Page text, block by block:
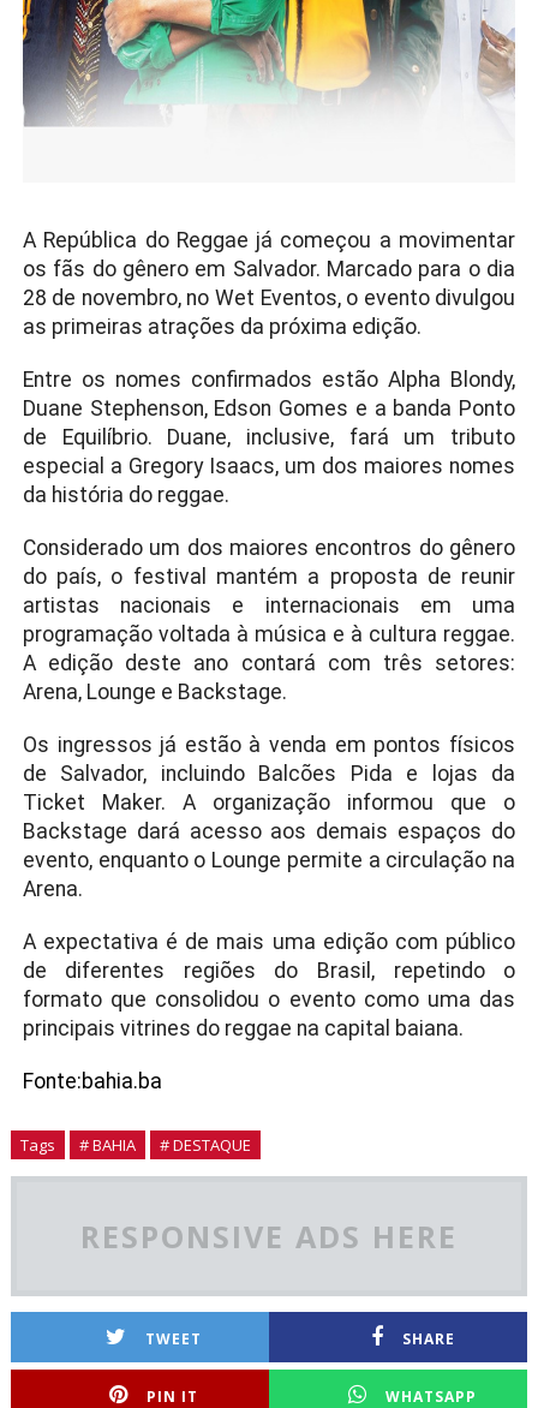
A República do Reggae já começou a movimentar
os fãs do gênero em Salvador. Marcado para o dia
28 de novembro, no Wet Eventos, o evento divulgou
as primeiras atrações da próxima edição.
Entre os nomes confirmados estão Alpha Blondy,
Duane Stephenson, Edson Gomes e a banda Ponto
de Equilíbrio. Duane, inclusive, fará um tributo
especial a Gregory Isaacs, um dos maiores nomes
da história do reggae.
Considerado um dos maiores encontros do gênero
do país, o festival mantém a proposta de reunir
artistas nacionais e internacionais em uma
programação voltada à música e à cultura reggae.
A edição deste ano contará com três setores:
Arena, Lounge e Backstage.
Os ingressos já estão à venda em pontos físicos
de Salvador, incluindo Balcões Pida e lojas da
Ticket Maker. A organização informou que o
Backstage dará acesso aos demais espaços do
evento, enquanto o Lounge permite a circulação na
Arena.
A expectativa é de mais uma edição com público
de diferentes regiões do Brasil, repetindo o
formato que consolidou o evento como uma das
principais vitrines do reggae na capital baiana.
Fonte:bahia.ba
Tags # BAHIA # DESTAQUE
RESPONSIVE ADS HERE
TWEET SHARE
PIN IT WHATSAPP